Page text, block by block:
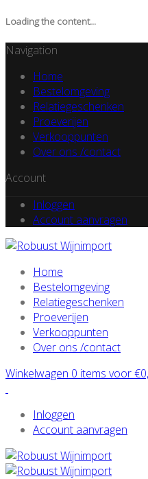
Loading the content...
Navigation
Home
Bestelomgeving
Relatiegeschenken
Proeverijen
Verkooppunten
Over ons /contact
Account
Inloggen
Account aanvragen
Home
Bestelomgeving
Relatiegeschenken
Proeverijen
Verkooppunten
Over ons /contact
Winkelwagen 0 items voor€
Inloggen
Account aanvragen